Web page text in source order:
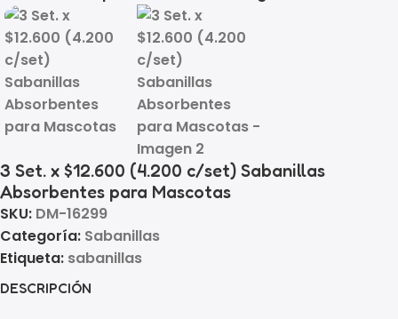
3 Set. x $12.600 (4.200 c/set) Sabanillas
Absorbentes para Mascotas
SKU: DM-16299
Categoría: Sabanillas
Etiqueta: sabanillas
DESCRIPCIÓN